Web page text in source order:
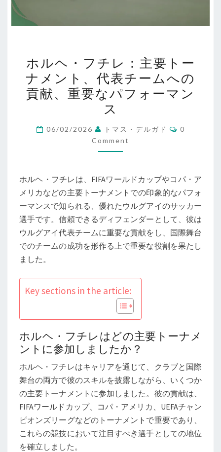
ル
ヘ・
フ
チ
主
要
ナ
メ
ン
ト、
代
表
ー
ム
の
貢
献、
重
要
な
パ
フ
ォ
ー
ホルヘ・フチレ：主要トー
ナメント、代表チームへの
貢献、重要なパフォーマン
ス
06/02/2026 トマス・デルガド Comments
0
Comment
ホルヘ・フチレは、FIFAワールドカップやコパ・ア
メリカなどの主要トーナメントでの印象的なパフォ
ーマンスで知られる、優れたウルグアイのサッカー
選手です。信頼できるディフェンダーとして、彼は
ウルグアイ代表チームに重要な貢献をし、国際舞台
でのチームの成功を形作る上で重要な役割を果たし
ました。
Key sections in the article:
ホルヘ・フチレはどの主要トーナメ
ントに参加しましたか？
ホルヘ・フチレはキャリアを通じて、クラブと国際
舞台の両方で彼のスキルを披露しながら、いくつか
の主要トーナメントに参加しました。彼の貢献は、
FIFAワールドカップ、コパ・アメリカ、UEFAチャン
ピオンズリーグなどのトーナメントで重要であり、
これらの競技において注目すべき選手としての地位
を確立しました。